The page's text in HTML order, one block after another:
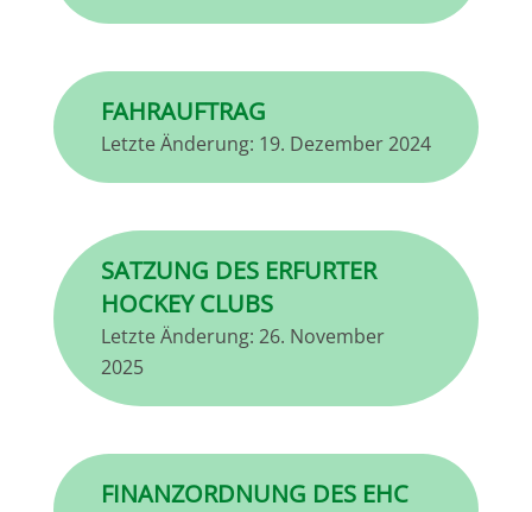
FAHRAUFTRAG
Letzte Änderung: 19. Dezember 2024
SATZUNG DES ERFURTER
HOCKEY CLUBS
Letzte Änderung: 26. November
2025
FINANZORDNUNG DES EHC